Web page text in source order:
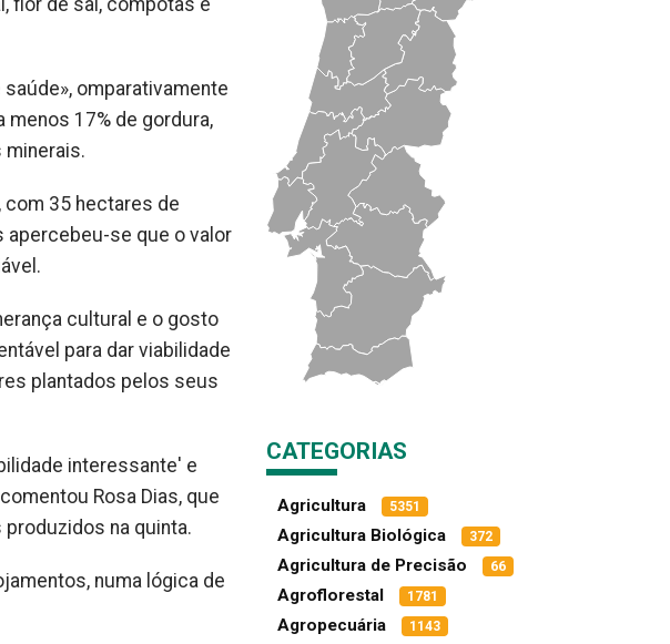
flor de sal, compotas e
omparativamente
17% de gordura,
minerais.
com 35 hectares de
apercebeu-se que o valor
cultural e o gosto
para dar viabilidade
plantados pelos seus
interessante' e
Rosa Dias, que
na quinta.
numa lógica de
CATEGORIAS
Agricultura 5351
Agricultura Biológica 372
Agricultura de Precisão 66
Agroflorestal 1781
Agropecuária 1143